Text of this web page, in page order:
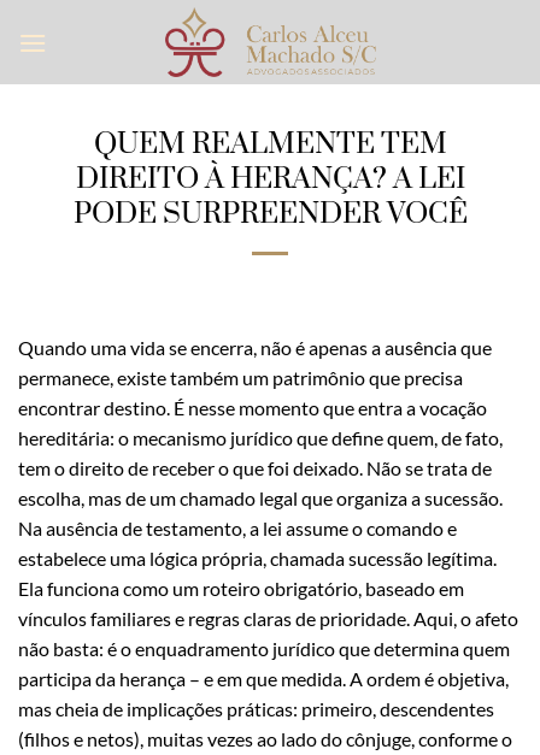
QUEM REALMENTE TEM
DIREITO À HERANÇA? A LEI
PODE SURPREENDER VOCÊ
Quando uma vida se encerra, não é apenas a ausência que
permanece, existe também um patrimônio que precisa
encontrar destino. É nesse momento que entra a vocação
hereditária: o mecanismo jurídico que define quem, de fato,
tem o direito de receber o que foi deixado. Não se trata de
escolha, mas de um chamado legal que organiza a sucessão.
Na ausência de testamento, a lei assume o comando e
estabelece uma lógica própria, chamada sucessão legítima.
Ela funciona como um roteiro obrigatório, baseado em
vínculos familiares e regras claras de prioridade. Aqui, o afeto
não basta: é o enquadramento jurídico que determina quem
participa da herança – e em que medida. A ordem é objetiva,
mas cheia de implicações práticas: primeiro, descendentes
(filhos e netos), muitas vezes ao lado do cônjuge, conforme o